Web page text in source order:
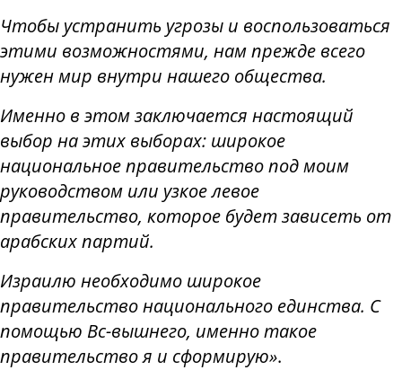
Чтобы устранить угрозы и воспользоваться
этими возможностями, нам прежде всего
нужен мир внутри нашего общества.
Именно в этом заключается настоящий
выбор на этих выборах: широкое
национальное правительство под моим
руководством или узкое левое
правительство, которое будет зависеть от
арабских партий.
Израилю необходимо широкое
правительство национального единства. С
помощью Вс-вышнего, именно такое
правительство я и сформирую».